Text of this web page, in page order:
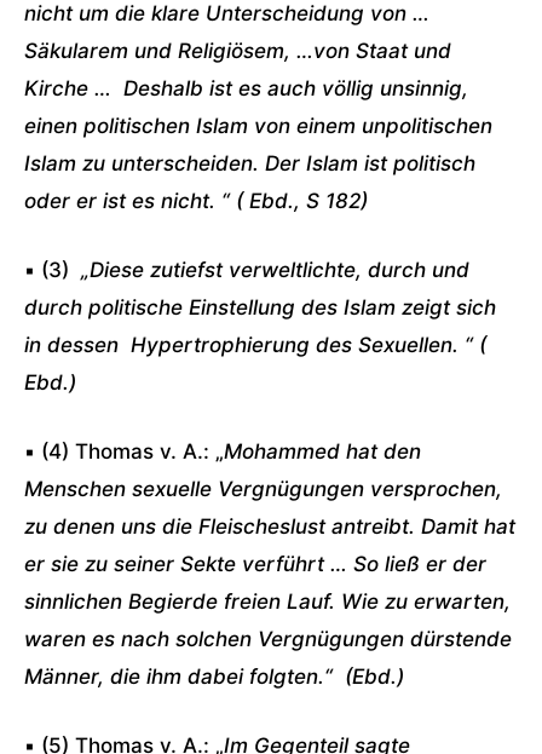
nicht um die klare Unterscheidung von …
Säkularem und Religiösem, …von Staat und
Kirche … Deshalb ist es auch völlig unsinnig,
einen politischen Islam von einem unpolitischen
Islam zu unterscheiden. Der Islam ist politisch
oder er ist es nicht. “ ( Ebd., S 182)
▪ (3) „Diese zutiefst verweltlichte, durch und
durch politische Einstellung des Islam zeigt sich
in dessen Hypertrophierung des Sexuellen. “ (
Ebd.)
▪ (4) Thomas v. A.: „Mohammed hat den
Menschen sexuelle Vergnügungen versprochen,
zu denen uns die Fleischeslust antreibt. Damit hat
er sie zu seiner Sekte verführt … So ließ er der
sinnlichen Begierde freien Lauf. Wie zu erwarten,
waren es nach solchen Vergnügungen dürstende
Männer, die ihm dabei folgten.“ (Ebd.)
▪ (5) Thomas v. A.: „Im Gegenteil sagte